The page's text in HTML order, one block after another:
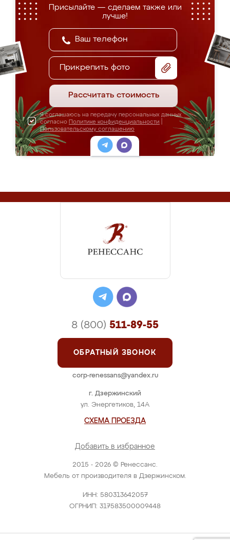
Присылайте — сделаем также или
лучше!
Прикрепить фото
Рассчитать стоимость
Я соглашаюсь на передачу персональных данных
согласно Политике конфиденциальности
Пользовательскому соглашению
2015 - 2026 © Ренессанс.
Мебель от производителя в Дзержинском.
ИНН: 580313642057
ОГРНИП: 317583500009448
г. Дзержинский
ул. Энергетиков, 14А
СХЕМА ПРОЕЗДА
Добавить в избранное
8 (800) 511-89-55
ОБРАТНЫЙ ЗВОНОК
corp-renessans@yandex.ru